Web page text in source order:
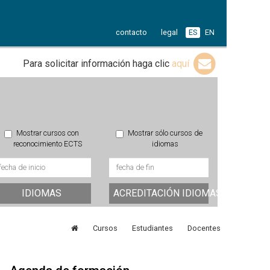
contacto legal ES EN
Para solicitar información haga clicaquí
Mostrar cursos con
reconocimiento ECTS
Mostrar sólo cursos de
idiomas
IDIOMAS ACREDITACIÓN IDIOMAS
Cursos Estudiantes Docentes